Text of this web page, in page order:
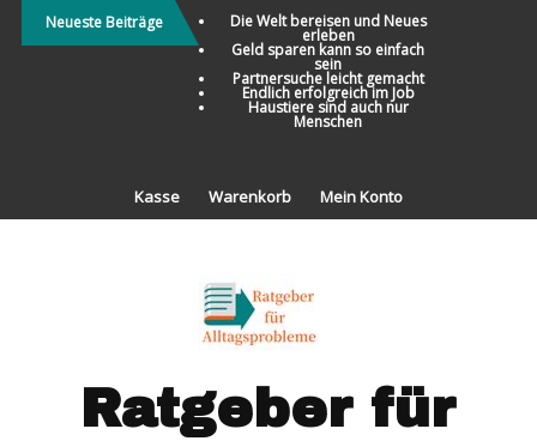
Direkt
zum
Neueste Beiträge Die Welt bereisen und Neues
erleben
Geld sparen kann so einfach
sein
Partnersuche leicht gemacht
Endlich erfolgreich im Job
Haustiere sind auch nur
Menschen
Kasse Warenkorb Mein Konto
Ratgeber für